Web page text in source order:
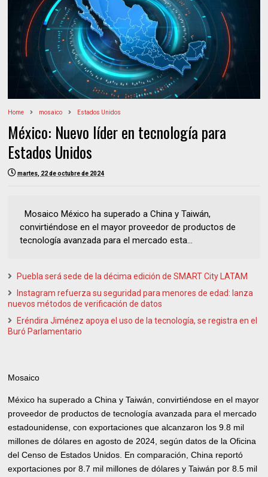
Home mosaico Estados Unidos
México: Nuevo líder en tecnología para
Estados Unidos
martes, 22 de octubre de 2024
Mosaico México ha superado a China y Taiwán,
convirtiéndose en el mayor proveedor de productos de
tecnología avanzada para el mercado esta...
Puebla será sede de la décima edición de SMART City LATAM
Instagram refuerza su seguridad para menores de edad: lanza
nuevos métodos de verificación de datos
Eréndira Jiménez apoya el uso de la tecnología, se registra en el
Buró Parlamentario
Mosaico
México ha superado a China y Taiwán, convirtiéndose en el mayor
proveedor de productos de tecnología avanzada para el mercado
estadounidense, con exportaciones que alcanzaron los 9.8 mil
millones de dólares en agosto de 2024, según datos de la Oficina
del Censo de Estados Unidos. En comparación, China reportó
exportaciones por 8.7 mil millones de dólares y Taiwán por 8.5 mil